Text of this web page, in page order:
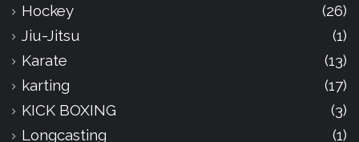
Hockey
(26)
Jiu-Jitsu
(1)
Karate
(13)
karting
(17)
KICK BOXING
(3)
Longcasting
(1)